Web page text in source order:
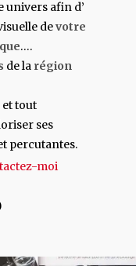
univers afin d’
devotre
….
de la région
et tout
ses
percutantes.
moi